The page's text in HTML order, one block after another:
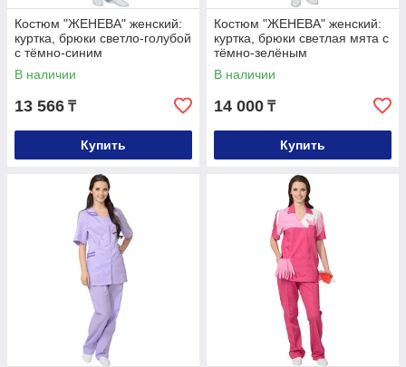
Костюм "ЖЕНЕВА" женский:
куртка, брюки светло-голубой
с тёмно-синим
В наличии
13 566 ₸
Купить
Костюм "ЖЕНЕВА" женский:
куртка, брюки светлая мята с
тёмно-зелёным
В наличии
14 000 ₸
Купить